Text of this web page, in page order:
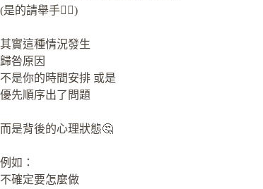
(是的請舉手🙋‍♀️)
其實這種情況發生
歸咎原因
不是你的時間安排 或是
優先順序出了問題
而是背後的心理狀態🤔
例如：
不確定要怎麼做